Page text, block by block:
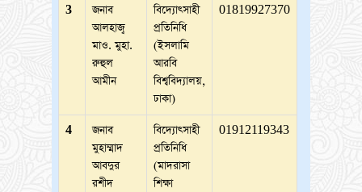
3
জনাব
আলহাজ্ব
মাও. মুহা.
রুহুল
আমীন
বিদ্যোৎসাহী
প্রতিনিধি
(ইসলামি
আরবি
বিশ্ববিদ্যালয়,
ঢাকা)
01819927370
4
জনাব
মুহাম্মাদ
আবদুর
রশীদ
বিদ্যোৎসাহী
প্রতিনিধি
(মাদরাসা
শিক্ষা
01912119343